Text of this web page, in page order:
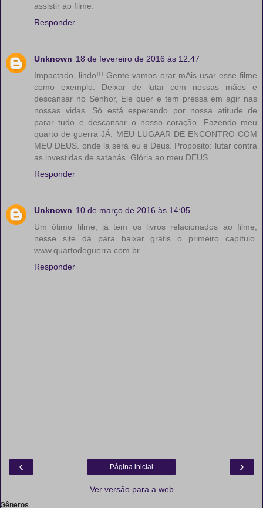
assistir ao filme.
Responder
Unknown 18 de fevereiro de 2016 às 12:47
Impactado, lindo!!! Gente vamos orar mAis usar esse filme
como exemplo. Deixar de lutar com nossas mãos e
descansar no Senhor, Ele quer e tem pressa em agir nas
nossas vidas. Só está esperando por nossa atitude de
parar tudo e descansar o nosso coração. Fazendo meu
quarto de guerra JÁ. MEU LUGAAR DE ENCONTRO COM
MEU DEUS. onde la será eu e Deus. Proposito: lutar contra
as investidas de satanás. Glória ao meu DEUS
Responder
Unknown 10 de março de 2016 às 14:05
Um ótimo filme, já tem os livros relacionados ao filme,
nesse site dá para baixar grátis o primeiro capítulo.
www.quartodeguerra.com.br
Responder
‹ ›
Página inicial
Ver versão para a web
Gêneros